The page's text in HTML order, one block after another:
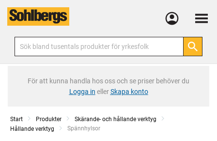
Meny
För att kunna handla hos oss och se priser behöver du
Logga in ellerSkapa konto
Start Produkter
Skärande- och hållande verktyg
Hållande verktyg
Current:
Spännhylsor